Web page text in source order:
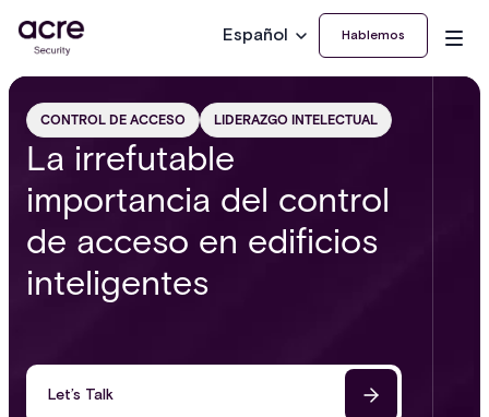
Español Hablemos
CONTROL DE ACCESO LIDERAZGO INTELECTUAL
La irrefutable
importancia del control
de acceso en edificios
inteligentes
Let’s Talk